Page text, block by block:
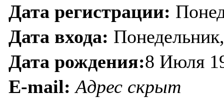
Дата регистрации:
Дата входа:
Дата рождения:8 Июля
E-mail: Адрес скрыт